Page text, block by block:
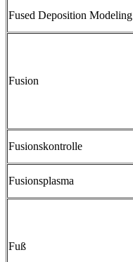
Fused Deposition Modeling
Fusion
Fusionskontrolle
Fusionsplasma
Fuß